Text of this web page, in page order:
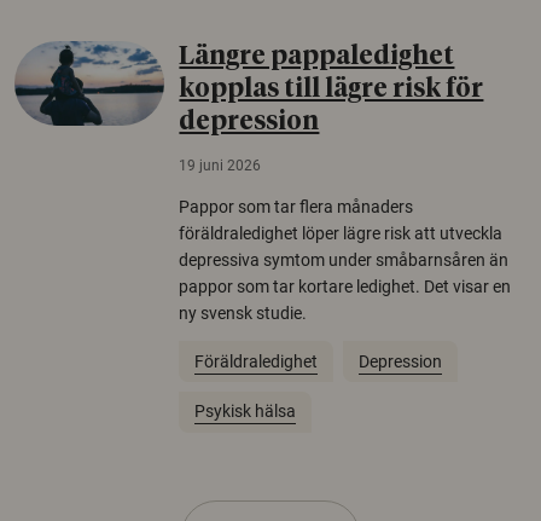
Längre pappaledighet
kopplas till lägre risk för
depression
19 juni 2026
Pappor som tar flera månaders
föräldraledighet löper lägre risk att utveckla
depressiva symtom under småbarnsåren än
pappor som tar kortare ledighet. Det visar en
ny svensk studie.
Föräldraledighet Depression
Psykisk hälsa